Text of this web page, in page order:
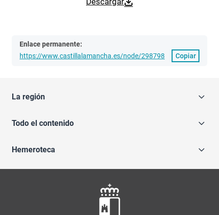
Enlace permanente:
https://www.castillalamancha.es/node/298798
Copiar
La región
Todo el contenido
Hemeroteca